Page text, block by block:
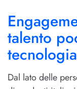
talento
Dal lato delle